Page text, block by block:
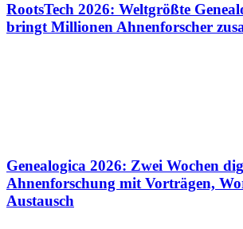
RootsTech 2026: Weltgrößte
bringt Millionen Ahnenforscher
Genealogica 2026: Zwei Wochen
Ahnenforschung mit Vorträgen,
Austausch